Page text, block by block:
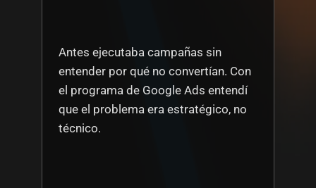
Antes ejecutaba campañas sin
entender por qué no convertían. Con
el programa de Google Ads entendí
que el problema era estratégico, no
técnico.